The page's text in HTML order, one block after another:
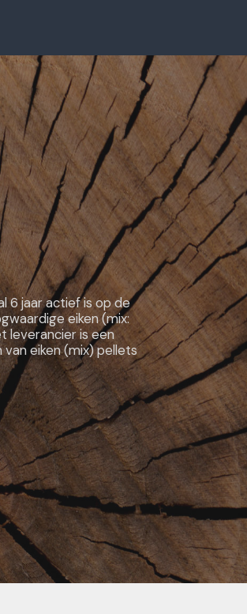
6 jaar actief is op de
eiken (mix:
leverancier is een
eiken (mix) pellets